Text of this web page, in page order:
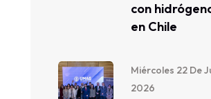
con
en Chile
Miércoles 22 De
2026